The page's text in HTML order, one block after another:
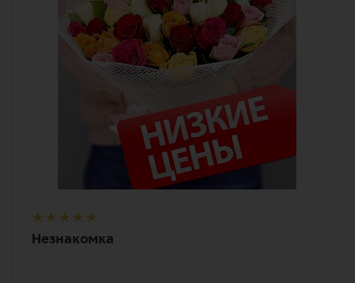
роза, лента, дизайнерская упаковка
Незнакомка